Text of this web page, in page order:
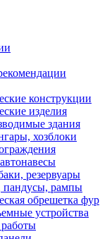
конструкции
изделия
здания
хозблоки
резервуары
пандусы, рампы
обрешетка фур
устройства